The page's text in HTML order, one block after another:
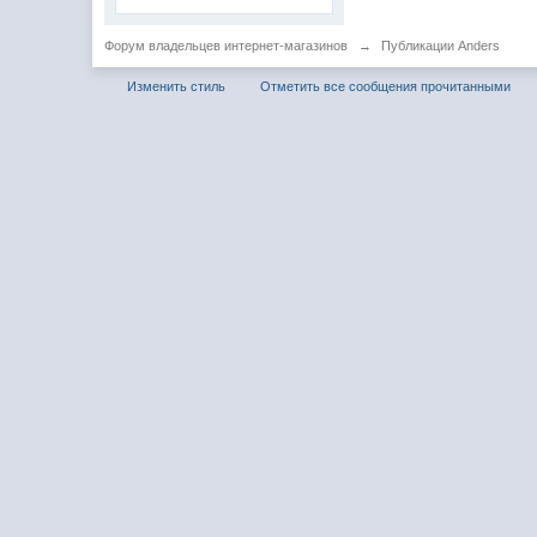
Форум владельцев интернет-магазинов → Публикации Anders
Изменить стиль Отметить все сообщения прочитанными